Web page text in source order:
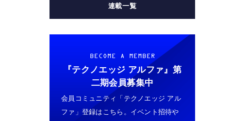
連載一覧
BECOME A MEMBER
『テクノエッジ アルファ』 第
二期会員募集中
会員コミュニティ「テクノエッジ アル
ファ」登録はこちら。イベント招待や